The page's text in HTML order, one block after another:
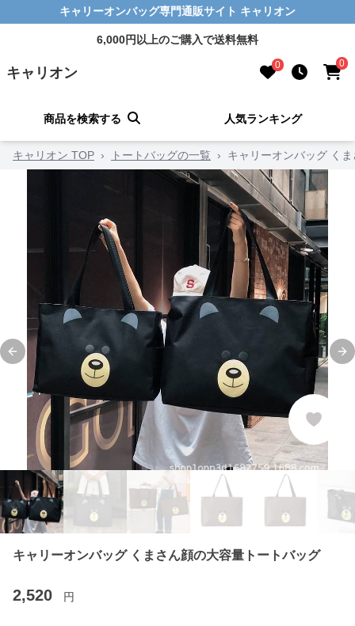
キャリーオンバッグ専門通販サイト キャリオン
6,000円以上のご購入で送料無料
キャリオン 0 0
商品を検索する 人気ランキング
キャリオン TOP › トートバッグの一覧 › キャリーオンバッグ く
Previous slide
キャリーオンバッグ くまさん顔の大容量トートバッグ
2,520 円